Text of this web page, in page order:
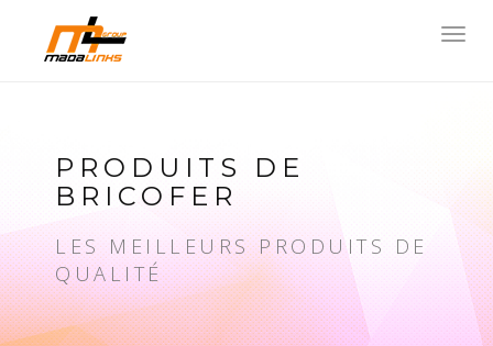
PRODUITS DE
BRICOFER
LES MEILLEURS PRODUITS DE
QUALITÉ